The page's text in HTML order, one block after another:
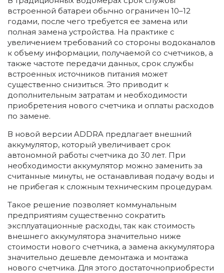
встроенной батареи обычно ограничен 10–12
годами, после чего требуется ее замена или
полная замена устройства. На практике с
увеличением требований со стороны водоканалов
к объему информации, получаемой со счетчиков, а
также частоте передачи данных, срок службы
встроенных источников питания может
существенно снизиться. Это приводит к
дополнительным затратам и необходимости
приобретения нового счетчика и оплаты расходов
по замене.
В новой версии ADDRA предлагает внешний
аккумулятор, который увеличивает срок
автономной работы счетчика до 30 лет. При
необходимости аккумулятор можно заменить за
считанные минуты, не останавливая подачу воды и
не прибегая к сложным техническим процедурам.
Такое решение позволяет коммунальным
предприятиям существенно сократить
эксплуатационные расходы, так как стоимость
внешнего аккумулятора значительно ниже
стоимости нового счетчика, а замена аккумулятора
значительно дешевле демонтажа и монтажа
нового счетчика. Для этого достаточноприобрести